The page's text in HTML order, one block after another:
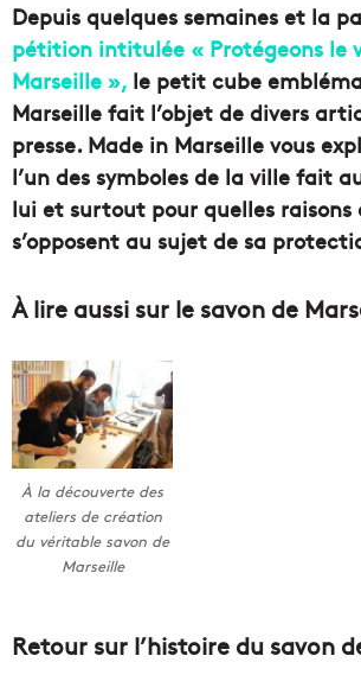
Depuis quelques semaines et la
pétition intitulée « Protégeons le
Marseille », le petit cube
Marseille fait l’objet de divers
presse. Made in Marseille vous
l’un des symboles de la ville fait
lui et surtout pour quelles raisons
s’opposent au sujet de sa
À lire aussi sur le savon de
À la découverte des
ateliers de création
du véritable savon de
Marseille
Retour sur l’histoire du savon